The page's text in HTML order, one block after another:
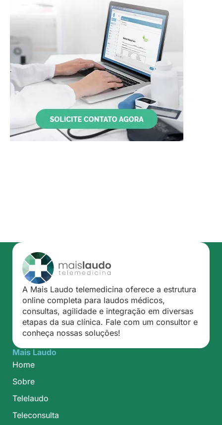
A Mais Laudo telemedicina oferece a estrutura
online completa para laudos médicos,
consultas, agilidade e integração em diversas
etapas da sua clínica. Fale com um consultor e
conheça nossas soluções!
Mais Laudo
Home
Sobre
Telelaudo
Teleconsulta